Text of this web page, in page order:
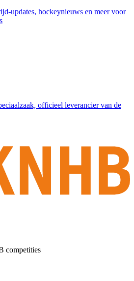
updates, hockeynieuws en meer voor
officieel leverancier van de
competities